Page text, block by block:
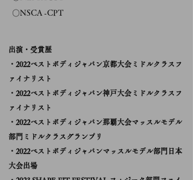
​○NSCA -CPT
​出演・受賞歴
・2022ベストボディジャパン京都大会ミドルクラスフ
ァイナリスト
​・2022ベストボディジャパン神戸大会ミドルクラスフ
ァイナリスト
・2022ベストボディジャパン那覇大会マッスルモデル
部門ミドルクラスグランプリ
・2022べストボディジャパンマッスルモデル部門日本
大会出場